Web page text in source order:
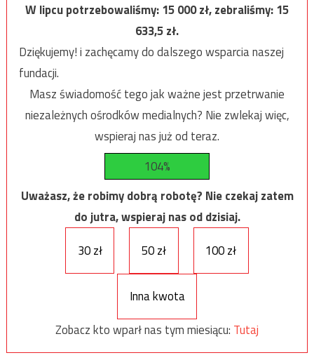
W lipcu potrzebowaliśmy:15 000zł, zebraliśmy:15
633,5zł.
Dziękujemy! i zachęcamy do dalszego wsparcia naszej
fundacji.
Masz świadomość tego jak ważne jest przetrwanie
niezależnych ośrodków medialnych? Nie zwlekaj więc,
wspieraj nas już od teraz.
104%
Uważasz, że robimy dobrą robotę? Nie czekaj zatem
do jutra, wspieraj nas od dzisiaj.
30 zł
50 zł 100 zł
Inna kwota
Zobacz kto wparł nas tym miesiącu: Tutaj